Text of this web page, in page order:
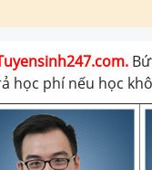
học phí nếu học